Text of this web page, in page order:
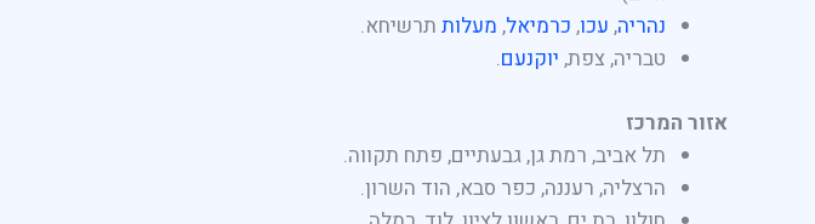
נהריה, עכו, כרמיאל, מעלות תרשיחא.
טבריה, צפת, יוקנעם.
אזור המרכז
תל אביב, רמת גן, גבעתיים, פתח תקווה.
הרצליה, רעננה, כפר סבא, הוד השרון.